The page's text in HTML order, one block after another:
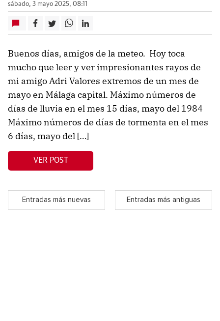
sábado, 3 mayo 2025, 08:11
Buenos días, amigos de la meteo. Hoy toca
mucho que leer y ver impresionantes rayos de
mi amigo Adri Valores extremos de un mes de
mayo en Málaga capital. Máximo números de
días de lluvia en el mes 15 días, mayo del 1984
Máximo números de días de tormenta en el mes
6 días, mayo del […]
VER POST
Entradas más nuevas Entradas más antiguas